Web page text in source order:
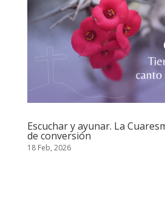
Escuchar y ayunar. La
de conversión
18 Feb, 2026